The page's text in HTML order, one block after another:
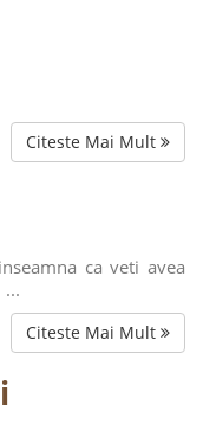
Citeste Mai Mult
ca veti avea
Citeste Mai Mult